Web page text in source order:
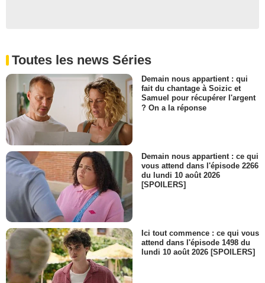
Toutes les news Séries
Demain nous appartient : qui
fait du chantage à Soizic et
Samuel pour récupérer l'argent
? On a la réponse
Demain nous appartient : ce qui
vous attend dans l'épisode 2266
du lundi 10 août 2026
[SPOILERS]
Ici tout commence : ce qui vous
attend dans l'épisode 1498 du
lundi 10 août 2026 [SPOILERS]